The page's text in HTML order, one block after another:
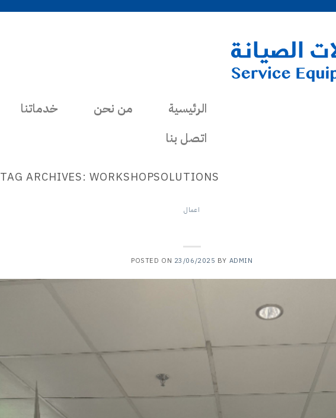
الرئيسية من نحن خدماتنا
اتصل بنا
TAG ARCHIVES:WORKSHOPSOLUTIONS
اعمال
POSTED ON 23/06/2025 BY ADMIN